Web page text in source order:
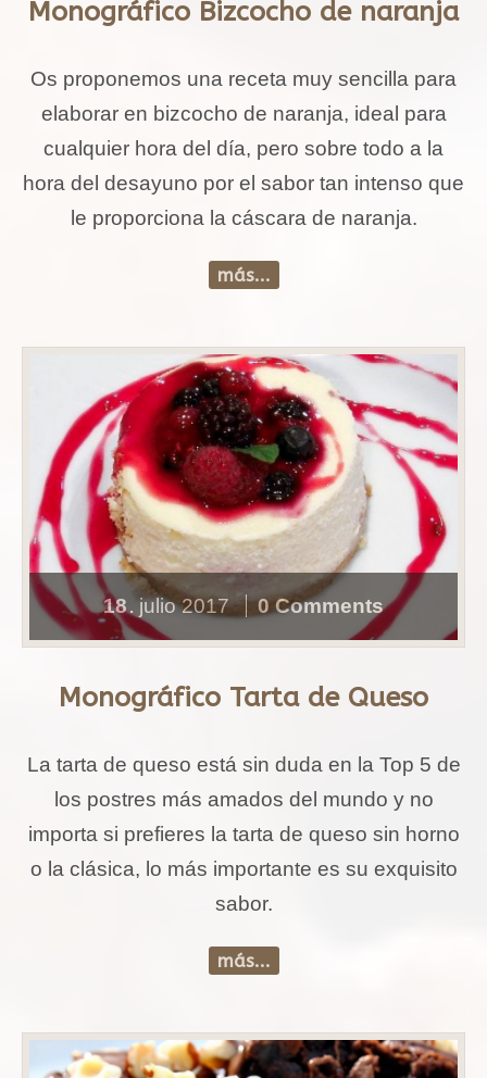
Monográfico Bizcocho de naranja
Os proponemos una receta muy sencilla para
elaborar en bizcocho de naranja, ideal para
cualquier hora del día, pero sobre todo a la
hora del desayuno por el sabor tan intenso que
le proporciona la cáscara de naranja.
más...
Monográfico Tarta de Queso
18 . julio2017 0 Comments
La tarta de queso está sin duda en la Top 5 de
los postres más amados del mundo y no
importa si prefieres la tarta de queso sin horno
o la clásica, lo más importante es su exquisito
sabor.
más...